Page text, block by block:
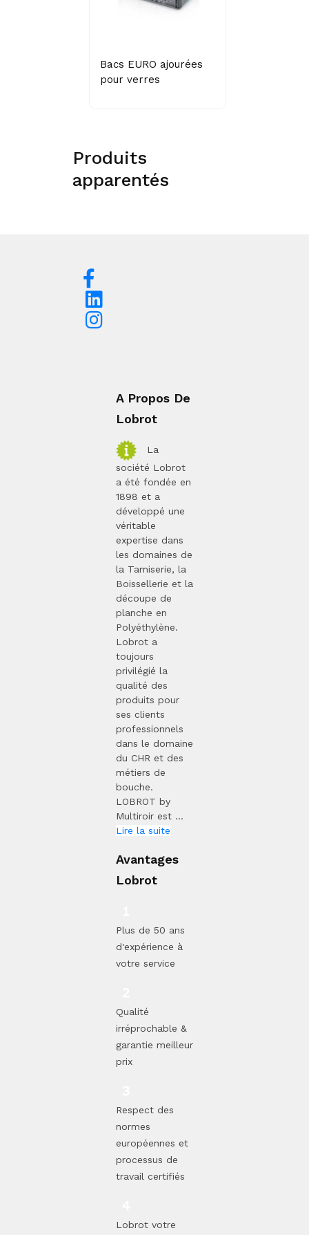
Bacs EURO ajourées
pour verres
Produits
apparentés
A Propos De
Lobrot
La
société Lobrot
a été fondée en
1898 et a
développé une
véritable
expertise dans
les domaines de
la Tamiserie, la
Boissellerie et la
découpe de
planche en
Polyéthylène.
Lobrot a
toujours
privilégié la
qualité des
produits pour
ses clients
professionnels
dans le domaine
du CHR et des
métiers de
bouche.
LOBROT by
Multiroir est ...
Lire la suite
Avantages
Lobrot
Plus de 50 ans
d'expérience à
votre service
Qualité
irréprochable &
garantie meilleur
prix
Respect des
normes
européennes et
processus de
travail certifiés
Lobrot votre